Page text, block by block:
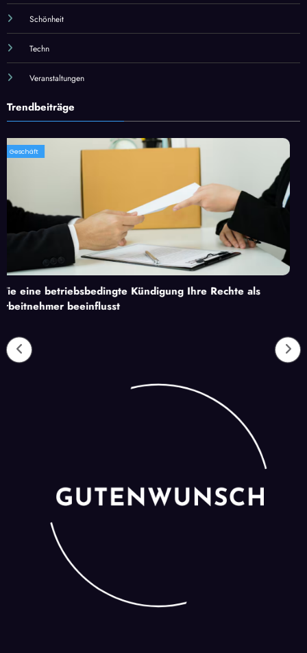
Schönheit
Techn
Veranstaltungen
Trendbeiträge
Kündigung Ihre Rechte als